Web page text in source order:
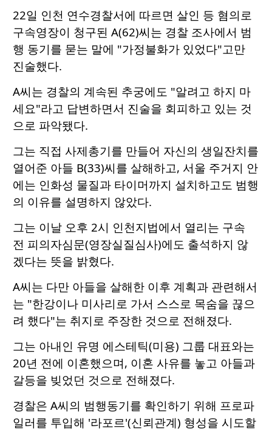
22일 인천 연수경찰서에 따르면 살인 등 혐의로
구속영장이 청구된 A(62)씨는 경찰 조사에서 범
행 동기를 묻는 말에 "가정불화가 있었다"고만
진술했다.
A씨는 경찰의 계속된 추궁에도 "알려고 하지 마
세요"라고 답변하면서 진술을 회피하고 있는 것
으로 파악됐다.
그는 직접 사제총기를 만들어 자신의 생일잔치를
열어준 아들 B(33)씨를 살해하고, 서울 주거지 안
에는 인화성 물질과 타이머까지 설치하고도 범행
의 이유를 설명하지 않았다.
그는 이날 오후 2시 인천지법에서 열리는 구속
전 피의자심문(영장실질심사)에도 출석하지 않
겠다는 뜻을 밝혔다.
A씨는 다만 아들을 살해한 이후 계획과 관련해서
는 "한강이나 미사리로 가서 스스로 목숨을 끊으
려 했다"는 취지로 주장한 것으로 전해졌다.
그는 아내인 유명 에스테틱(미용) 그룹 대표와는
20년 전에 이혼했으며, 이혼 사유를 놓고 아들과
갈등을 빚었던 것으로 전해졌다.
경찰은 A씨의 범행동기를 확인하기 위해 프로파
일러를 투입해 '라포르'(신뢰관계) 형성을 시도할